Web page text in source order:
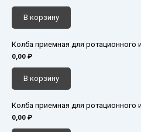
В корзину
Колба приемная для ротационного
0,00 ₽
В корзину
Колба приемная для ротационного
0,00 ₽